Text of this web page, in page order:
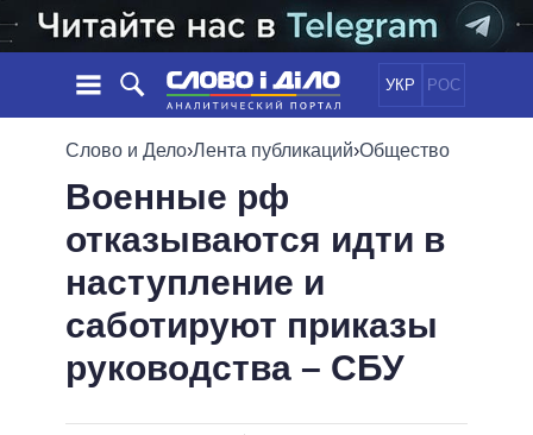
УКР РОС
НОВОСТИ
ЛЕНТА
СОБЫТИЯ
СТАТЬИ
МНЕНИЯ
ОБЗОРЫ
ДАЙДЖЕСТЫ
ПОЛИТИКА
ЭКОНОМИКА
ОБЩЕСТВО
ОБЕЩАНИЯ
ПОЛИТИКИ
ВСЕ ПОЛИТИКИ
ПРЕЗИДЕНТ И ОФИС
ВЕРХОВНАЯ РАДА
ВИДЕО
Слово и Дело›Лента публикаций›Общество
Военные рф
отказываются идти в
наступление и
саботируют приказы
руководства – СБУ